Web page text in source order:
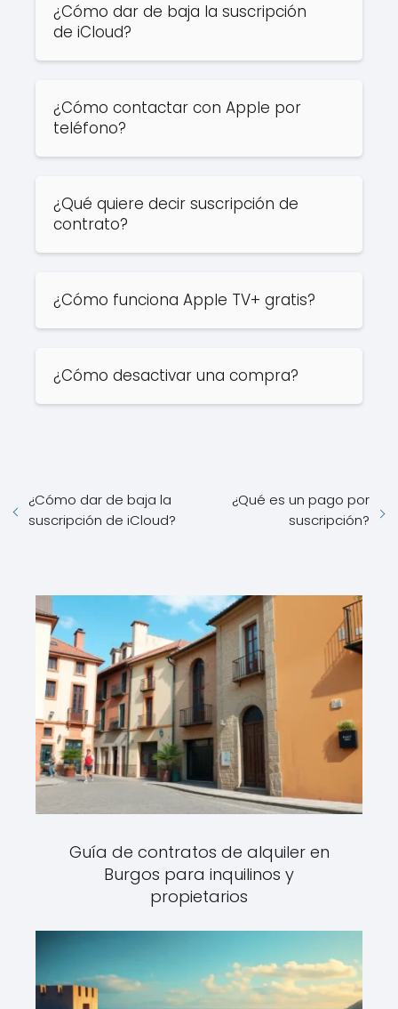
¿Cómo dar de baja la suscripción
de iCloud?
¿Cómo contactar con Apple por
teléfono?
¿Qué quiere decir suscripción de
contrato?
¿Cómo funciona Apple TV+ gratis?
¿Cómo desactivar una compra?
¿Cómo dar de baja la
suscripción de iCloud?
¿Qué es un pago por
suscripción?
Guía de contratos de alquiler en
Burgos para inquilinos y
propietarios